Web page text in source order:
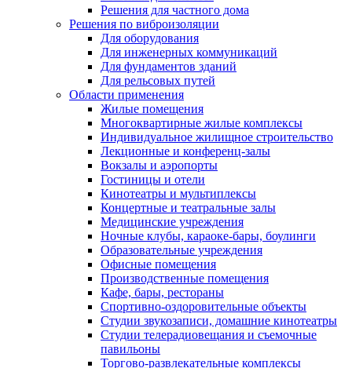
Решения для частного дома
Решения по виброизоляции
Для оборудования
Для инженерных коммуникаций
Для фундаментов зданий
Для рельсовых путей
Области применения
Жилые помещения
Многоквартирные жилые комплексы
Индивидуальное жилищное строительство
Лекционные и конференц-залы
Вокзалы и аэропорты
Гостиницы и отели
Кинотеатры и мультиплексы
Концертные и театральные залы
Медицинские учреждения
Ночные клубы, караоке-бары, боулинги
Образовательные учреждения
Офисные помещения
Производственные помещения
Кафе, бары, рестораны
Спортивно-оздоровительные объекты
Студии звукозаписи, домашние кинотеатры
Студии телерадиовещания и съемочные
павильоны
Торгово-развлекательные комплексы